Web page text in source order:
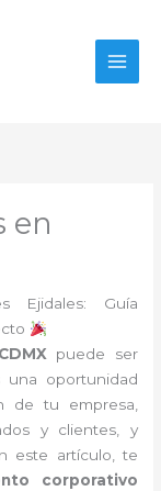
en
Ejidales: Guía
puede ser
oportunidad
de tu empresa,
y clientes, y
este artículo, te
corporativo